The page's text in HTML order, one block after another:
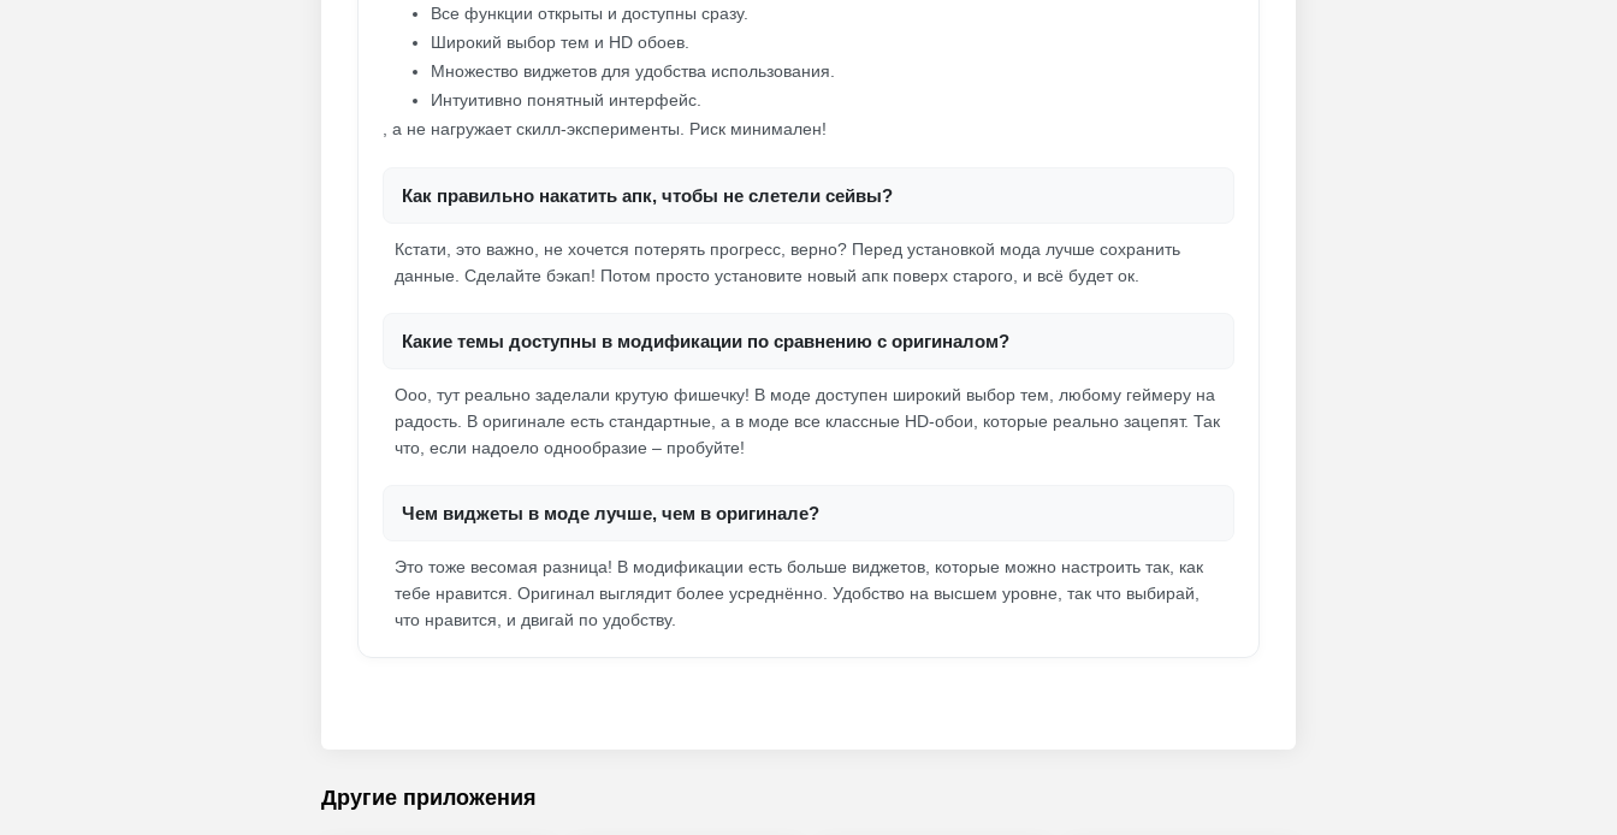
Все функции открыты и доступны сразу.
Широкий выбор тем и HD обоев.
Множество виджетов для удобства использования.
Интуитивно понятный интерфейс.
, а не нагружает скилл-эксперименты. Риск минимален!
Как правильно накатить апк, чтобы не слетели сейвы?
Кстати, это важно, не хочется потерять прогресс, верно? Перед установкой мода лучше сохранить
данные. Сделайте бэкап! Потом просто установите новый апк поверх старого, и всё будет ок.
Какие темы доступны в модификации по сравнению с оригиналом?
Ооо, тут реально заделали крутую фишечку! В моде доступен широкий выбор тем, любому геймеру на
радость. В оригинале есть стандартные, а в моде все классные HD-обои, которые реально зацепят. Так
что, если надоело однообразие – пробуйте!
Чем виджеты в моде лучше, чем в оригинале?
Это тоже весомая разница! В модификации есть больше виджетов, которые можно настроить так, как
тебе нравится. Оригинал выглядит более усреднённо. Удобство на высшем уровне, так что выбирай,
что нравится, и двигай по удобству.
Другие приложения